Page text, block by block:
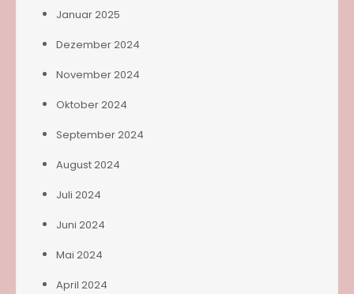
Januar 2025
Dezember 2024
November 2024
Oktober 2024
September 2024
August 2024
Juli 2024
Juni 2024
Mai 2024
April 2024